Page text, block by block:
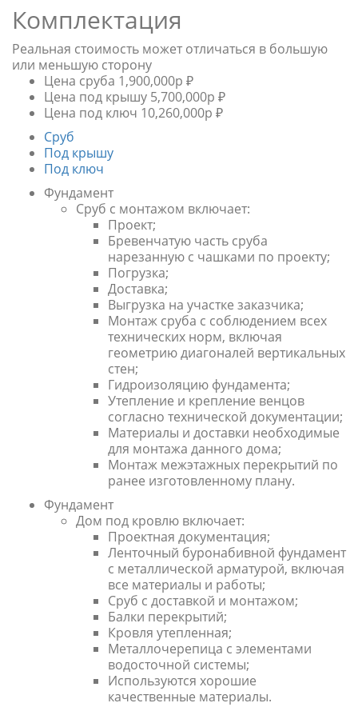
Комплектация
Реальная стоимость может отличаться в большую
или меньшую сторону
Цена сруба 1,900,000р ₽
Цена под крышу 5,700,000р ₽
Цена под ключ 10,260,000р ₽
Сруб
Под крышу
Под ключ
Фундамент
Сруб с монтажом включает:
Проект;
Бревенчатую часть сруба
нарезанную с чашками по проекту;
Погрузка;
Доставка;
Выгрузка на участке заказчика;
Монтаж сруба с соблюдением всех
технических норм, включая
геометрию диагоналей вертикальных
стен;
Гидроизоляцию фундамента;
Утепление и крепление венцов
согласно технической документации;
Материалы и доставки необходимые
для монтажа данного дома;
Монтаж межэтажных перекрытий по
ранее изготовленному плану.
Фундамент
Дом под кровлю включает:
Проектная документация;
Ленточный буронабивной фундамент
с металлической арматурой, включая
все материалы и работы;
Сруб с доставкой и монтажом;
Балки перекрытий;
Кровля утепленная;
Металлочерепица с элементами
водосточной системы;
Используются хорошие
качественные материалы.